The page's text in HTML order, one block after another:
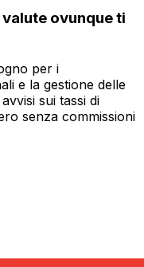
ovunque ti
per i
e la gestione delle
sui tassi di
senza commissioni